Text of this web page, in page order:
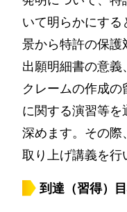
いて明らかにす
景から特許の保護
出願明細書の意義
クレームの作成
に関する演習等を
深めます。その際
取り上げ講義を行
到達（習得）